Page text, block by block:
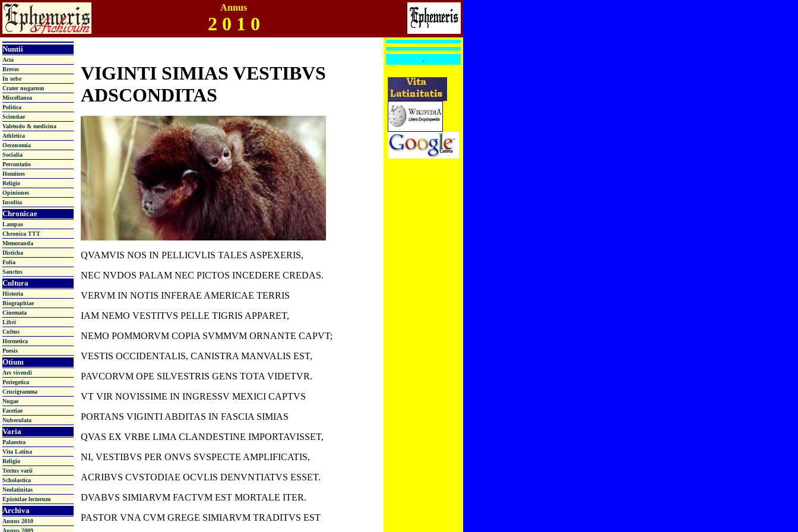
Annus
2 0 1 0
Nuntii
Acta
Breves
In orbe
Crater nugarum
Miscellanea
Politica
Scientiae
Valetudo & medicina
Athletica
Oeconomia
Socialia
Percontatio
Homines
Religio
Opiniones
Insolita
Chronicae
Lampas
Chronica TTT
Memoranda
Disticha
Folia
Sanctus
Cultura
Historia
Biographiae
Cinemata
Libri
Cultus
Hermetica
Poesis
Otium
Ars vivendi
Periegetica
Crucigramma
Nugae
Facetiae
Nubeculata
Varia
Palaestra
Vita Latina
Religio
Textus varii
Scholastica
Neolatinitas
Epistulae lectorum
Archiva
Annus 2010
Annus 2009
VIGINTI SIMIAS VESTIBVS
ADSCONDITAS
QVAMVIS NOS IN PELLICVLIS TALES ASPEXERIS,
NEC NVDOS PALAM NEC PICTOS INCEDERE CREDAS.
VERVM IN NOTIS INFERAE AMERICAE TERRIS
IAM NEMO VESTITVS PELLE TIGRIS APPARET,
NEMO POMMORVM COPIA SVMMVM ORNANTE CAPVT;
VESTIS OCCIDENTALIS, CANISTRA MANVALIS EST,
PAVCORVM OPE SILVESTRIS GENS TOTA VIDETVR.
VT VIR NOVISSIME IN INGRESSV MEXICI CAPTVS
PORTANS VIGINTI ABDITAS IN FASCIA SIMIAS
QVAS EX VRBE LIMA CLANDESTINE IMPORTAVISSET,
NI, VESTIBVS PER ONVS SVSPECTE AMPLIFICATIS,
ACRIBVS CVSTODIAE OCVLIS DENVNTIATVS ESSET.
DVABVS SIMIARVM FACTVM EST MORTALE ITER.
PASTOR VNA CVM GREGE SIMIARVM TRADITVS EST
.